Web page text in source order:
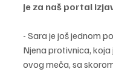
je za naš portal
- Sara je još jednom
Njena protivnica,
ovog meča, sa